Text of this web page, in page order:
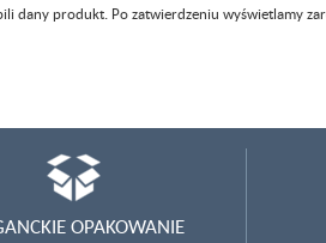
dany produkt. Po zatwierdzeniu wyświetlamy
OPAKOWANIE